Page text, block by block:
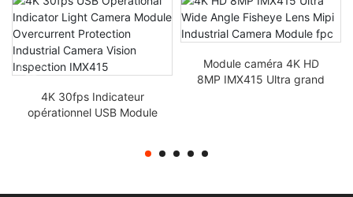
4K 30fps Indicateur
opérationnel USB Module
Module caméra 4K HD
8MP IMX415 Ultra grand